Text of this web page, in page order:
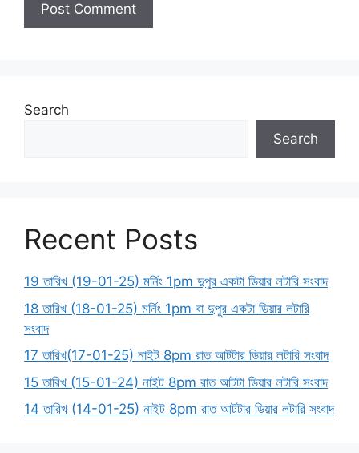
Search
Search
Recent Posts
19 তারিখ (19-01-25) মর্নিং 1pm দুপুর একটা ডিয়ার লটারি সংবাদ
18 তারিখ (18-01-25) মর্নিং 1pm বা দুপুর একটা ডিয়ার লটারি
সংবাদ
17 তারিখ(17-01-25) নাইট 8pm রাত আটটার ডিয়ার লটারি সংবাদ
15 তারিখ (15-01-24) নাইট 8pm রাত আটটা ডিয়ার লটারি সংবাদ
14 তারিখ (14-01-25) নাইট 8pm রাত আটটার ডিয়ার লটারি সংবাদ